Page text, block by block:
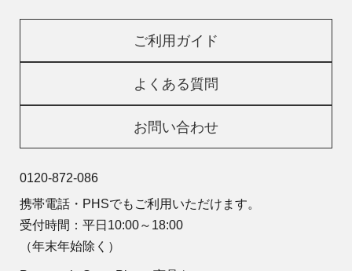
ご利用ガイド
よくある質問
お問い合わせ
0120-872-086
携帯電話・PHSでもご利用いただけます。
受付時間：平日10:00～18:00
（年末年始除く）